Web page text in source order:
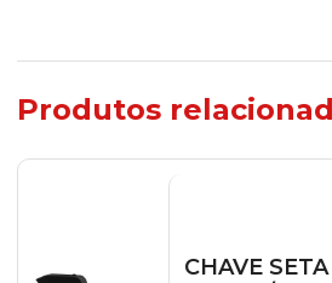
Produtos
CHAVE